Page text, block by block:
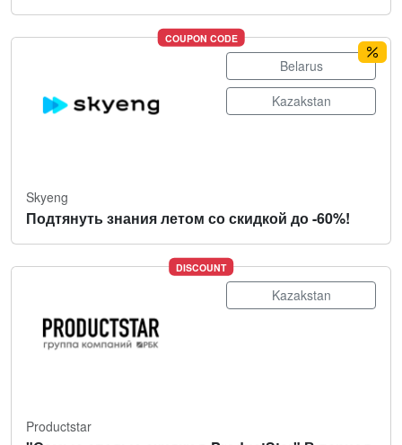
COUPON CODE
Belarus
Kazakstan
Skyeng
Подтянуть знания летом со скидкой до -60%!
DISCOUNT
Kazakstan
Productstar